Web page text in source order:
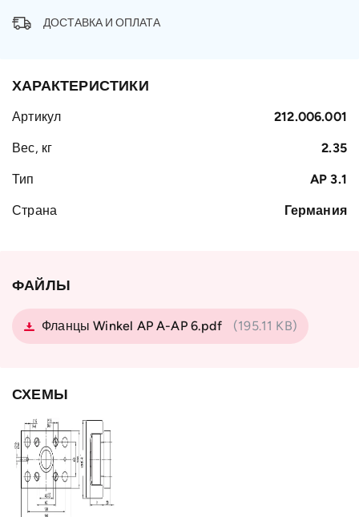
ДОСТАВКА И ОПЛАТА
ХАРАКТЕРИСТИКИ
Артикул 212.006.001
Вес, кг 2.35
Тип AP 3.1
Страна Германия
ФАЙЛЫ
Фланцы Winkel AP A-AP 6.pdf (195.11 KB)
СХЕМЫ